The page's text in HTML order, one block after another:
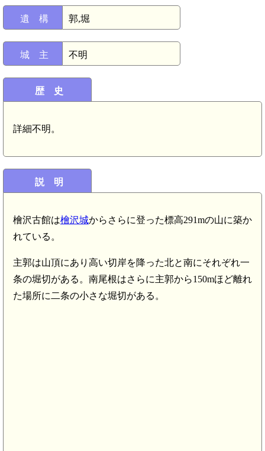
遺 構 郭,堀
城 主 不明
歴 史
詳細不明。
説 明
檜沢古館は檜沢城からさらに登った標高291mの山に築か
れている。
主郭は山頂にあり高い切岸を降った北と南にそれぞれ一
条の堀切がある。南尾根はさらに主郭から150mほど離れ
た場所に二条の小さな堀切がある。